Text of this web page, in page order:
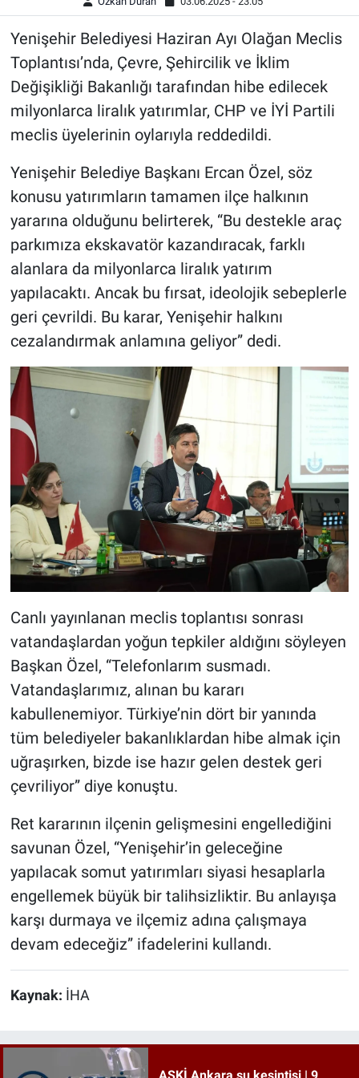
Yenişehir Belediyesi Haziran Ayı Olağan Meclis
Toplantısı’nda, Çevre, Şehircilik ve İklim
Değişikliği Bakanlığı tarafından hibe edilecek
milyonlarca liralık yatırımlar, CHP ve İYİ Partili
meclis üyelerinin oylarıyla reddedildi.
Yenişehir Belediye Başkanı Ercan Özel, söz
konusu yatırımların tamamen ilçe halkının
yararına olduğunu belirterek, “Bu destekle araç
parkımıza ekskavatör kazandıracak, farklı
alanlara da milyonlarca liralık yatırım
yapılacaktı. Ancak bu fırsat, ideolojik sebeplerle
geri çevrildi. Bu karar, Yenişehir halkını
cezalandırmak anlamına geliyor” dedi.
Canlı yayınlanan meclis toplantısı sonrası
vatandaşlardan yoğun tepkiler aldığını söyleyen
Başkan Özel, “Telefonlarım susmadı.
Vatandaşlarımız, alınan bu kararı
kabullenemiyor. Türkiye’nin dört bir yanında
tüm belediyeler bakanlıklardan hibe almak için
uğraşırken, bizde ise hazır gelen destek geri
çevriliyor” diye konuştu.
Ret kararının ilçenin gelişmesini engellediğini
savunan Özel, “Yenişehir’in geleceğine
yapılacak somut yatırımları siyasi hesaplarla
engellemek büyük bir talihsizliktir. Bu anlayışa
karşı durmaya ve ilçemiz adına çalışmaya
devam edeceğiz” ifadelerini kullandı.
Kaynak: İHA
ASKİ Ankara su kesintisi | 9